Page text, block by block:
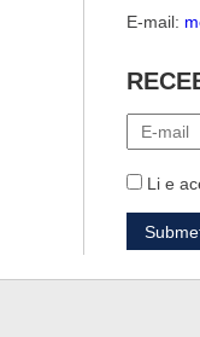
E-mail:
Li e